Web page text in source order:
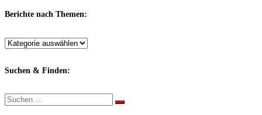
Monaten:
Berichte nach Themen:
Berichte
Themen:
Suchen & Finden:
Suche
Suchen …